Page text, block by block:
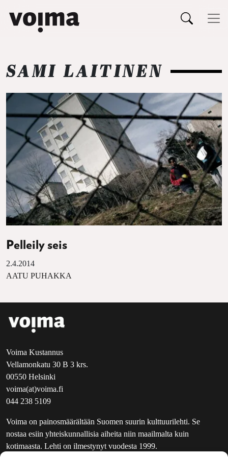
Päävalikko
SAMI LAITINEN
Pelleily seis
2.4.2014
AATU PUHAKKA
Voima Kustannus
Vellamonkatu 30 B 3 krs.
00550 Helsinki
voima(at)voima.fi
044 238 5109
Voima on painosmäärältään Suomen suurin kulttuurilehti. Se
nostaa esiin yhteiskunnallisia aiheita niin maailmalta kuin
kotimaasta. Lehti on ilmestynyt vuodesta 1999.